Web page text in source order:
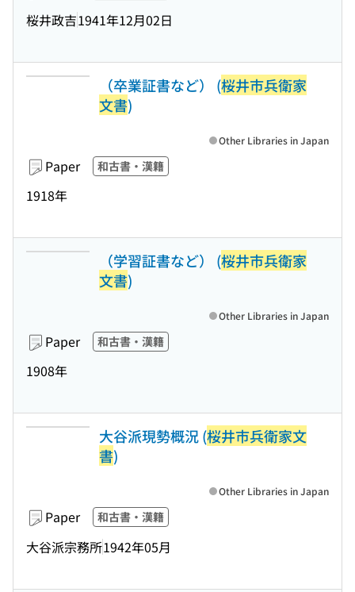
桜井政吉1941年12月02日
（卒業証書など） (桜井市兵衛家
文書)
Paper 和古書・漢籍
1918年
Other Libraries in Japan
（学習証書など） (桜井市兵衛家
文書)
Paper 和古書・漢籍
1908年
Other Libraries in Japan
大谷派現勢概況 (桜井市兵衛家文
書)
Paper 和古書・漢籍
大谷派宗務所1942年05月
Other Libraries in Japan